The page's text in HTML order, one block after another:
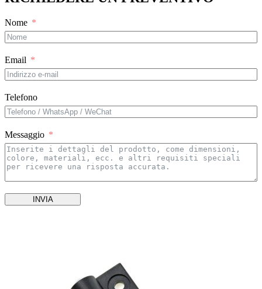
Nome
Email
Telefono
Messaggio
INVIA